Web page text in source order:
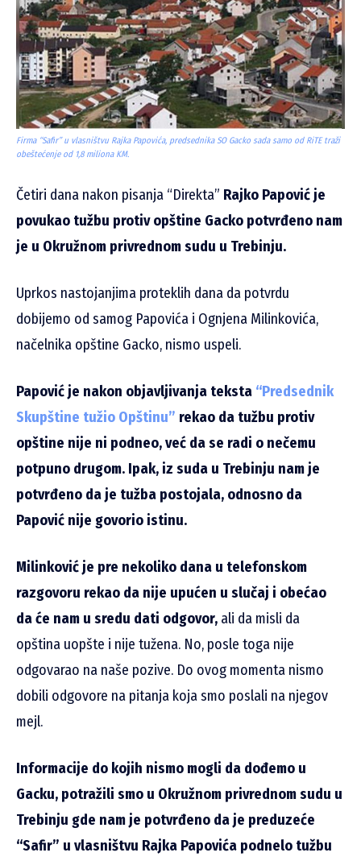
Firma “Safir” u vlasništvu Rajka Papovića, predsednika SO Gacko sada samo od RiTE traži
obeštećenje od 1,8 miliona KM.
Četiri dana nakon pisanja “Direkta” Rajko Papović je
povukao tužbu protiv opštine Gacko potvrđeno nam
je u Okružnom privrednom sudu u Trebinju.
Uprkos nastojanjima proteklih dana da potvrdu
dobijemo od samog Papovića i Ognjena Milinkovića,
načelnika opštine Gacko, nismo uspeli.
Papović je nakon objavljivanja teksta “Predsednik
Skupštine tužio Opštinu” rekao da tužbu protiv
opštine nije ni podneo, već da se radi o nečemu
potpuno drugom. Ipak, iz suda u Trebinju nam je
potvrđeno da je tužba postojala, odnosno da
Papović nije govorio istinu.
Milinković je pre nekoliko dana u telefonskom
razgovoru rekao da nije upućen u slučaj i obećao
da će nam u sredu dati odgovor, ali da misli da
opština uopšte i nije tužena. No, posle toga nije
odgovarao na naše pozive. Do ovog momenta nismo
dobili odgovore na pitanja koja smo poslali na njegov
mejl.
Informacije do kojih nismo mogli da dođemo u
Gacku, potražili smo u Okružnom privrednom sudu u
Trebinju gde nam je potvrđeno da je preduzeće
“Safir” u vlasništvu Rajka Papovića podnelo tužbu